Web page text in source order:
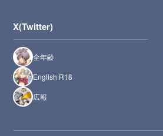
X(Twitter)
全年齢
English R18
広報